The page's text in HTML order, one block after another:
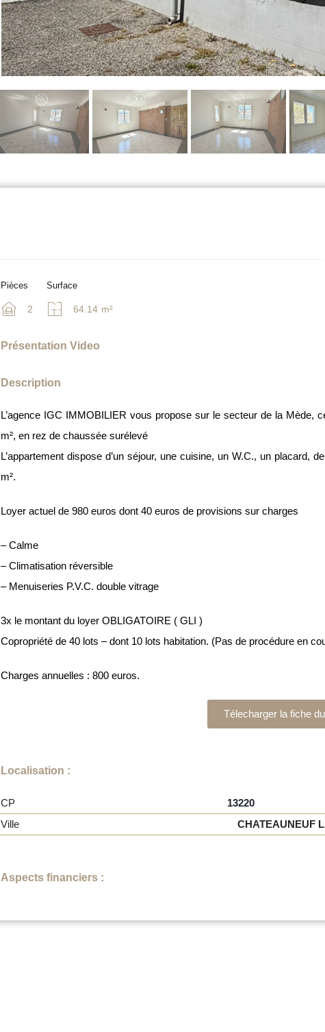
Pièces
2
Surface
64.14 m²
Présentation Video
Description
L’agence IGC IMMOBILIER vous propose sur le secteur de la Mède,
m², en rez de chaussée surélevé
L’appartement dispose d’un séjour, une cuisine, un W.C., un placard,
m².
Loyer actuel de 980 euros dont 40 euros de provisions sur charges
– Calme
– Climatisation réversible
– Menuiseries P.V.C. double vitrage
3x le montant du loyer OBLIGATOIRE ( GLI )
Copropriété de 40 lots – dont 10 lots habitation. (Pas de procédure en
Charges annuelles : 800 euros.
Télecharger la fiche
Localisation :
CP
13220
Ville
CHATEAUNEUF
Aspects financiers :